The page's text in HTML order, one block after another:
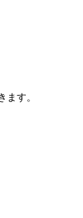
ます。